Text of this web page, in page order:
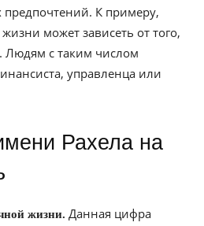
предпочтений. К примеру,
может зависеть от того,
Людям с таким числом
управленца или
жизни. Данная цифра